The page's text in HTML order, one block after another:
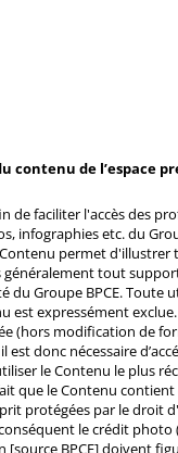
contenu de l’espace
de faciliter l'accès des
infographies etc. du
Contenu permet d'illustrer
tout
du Groupe BPCE. Toute
est expressément
(hors modification de
est donc nécessaire
le Contenu le plus
que le Contenu contient
protégées par le droit
le crédit photo
BPCE] doivent